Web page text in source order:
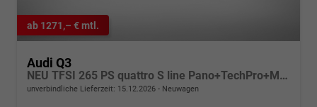
ab 1271,– € mtl.
Audi Q3
NEU TFSI 265 PS quattro S line Pano+TechPro+Matrix+AHK+HUD+Alu20+KlimaPlus+DCC+SONOS
unverbindliche Lieferzeit: 15.12.2026 Neuwagen